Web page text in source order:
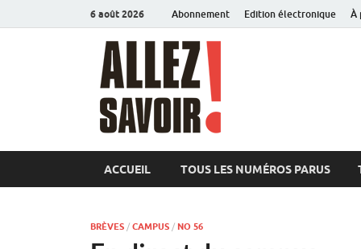
6 août 2026 Abonnement Edition électronique À
ACCUEIL TOUS LES NUMÉROS PARUS
BRÈVES / CAMPUS / NO 56